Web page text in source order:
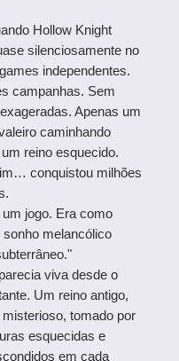
Hollow Knight
silenciosamente no
independentes.
campanhas. Sem
Apenas um
caminhando
reino esquecido.
conquistou milhões
jogo. Era como
melancólico
viva desde o
Um reino antigo,
tomado por
esquecidas e
em cada